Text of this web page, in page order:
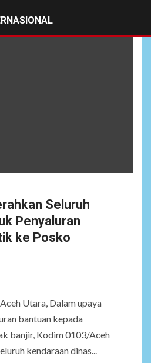
Seluruh
Penyaluran
ke Posko
Utara, Dalam upaya
bantuan kepada
banjir, Kodim 0103/Aceh
kendaraan dinas...